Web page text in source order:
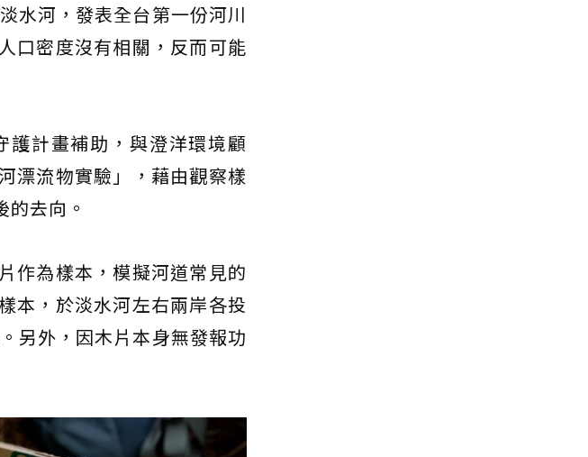
水河，發表全台第一份河川
口密度沒有相關，反而可能
護計畫補助，與澄洋環境顧
漂流物實驗」，藉由觀察樣
去向。
作為樣本，模擬河道常見的
本，於淡水河左右兩岸各投
另外，因木片本身無發報功